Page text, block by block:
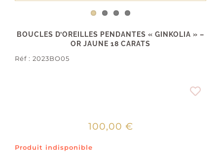
BOUCLES D’OREILLES PENDANTES « GINKOLIA » –
OR JAUNE 18 CARATS
Réf : 2023BO05
100,00 €
Produit indisponible